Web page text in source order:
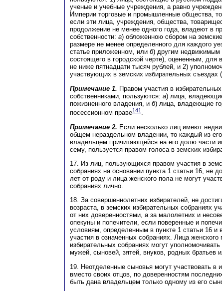
ученые и учебные учреждения, а равно
Империи торговые и промышленные общества,
если эти лица, учреждения, общества,
продолжение не менее одного года, владеют в
собственности: а) обложенною сбором на
размере не менее определенного для каждого
статье приложенном, или б) другим
состоящего в городской черте), оцененным, для
не ниже пятнадцати тысяч рублей, и 2)
участвующих в земских избирательных съездах
Примечание 1. Правом участия в
собственниками, пользуются: а) лица,
пожизненного владения, и б) лица, владеющие
посессионном праве141 .
Примечание 2. Если несколько лиц имеют
общем нераздельном владении, то каждый из его
владельцем причитающейся на его долю части
сему, пользуется правом голоса в земских
17. Из лиц, пользующихся правом участия в
собраниях на основании пункта 1 статьи 16, не
лет от роду и лица женского пола не могут
собраниях лично.
18. За совершеннолетних избирателей, не
возраста, в земских избирательных собраниях
от них доверенностями, а за малолетних и
опекуны и попечители, если поверенные и
условиям, определенным в пункте 1 статьи 16 и
участия в означенных собраниях. Лица женского
избирательных собраниях могут уполномочивать
мужей, сыновей, зятей, внуков, родных братьев
19. Неотделенные сыновья могут участвовать в
вместо своих отцов, по доверенностям
быть дана владельцем только одному из его